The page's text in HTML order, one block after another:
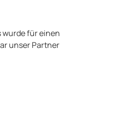
wurde für einen
unser Partner